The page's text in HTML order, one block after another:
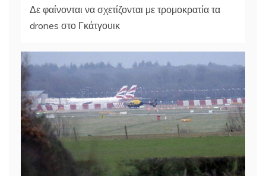
Δε φαίνονται να σχετίζονται με τρομοκρατία τα
drones στο Γκάτγουικ